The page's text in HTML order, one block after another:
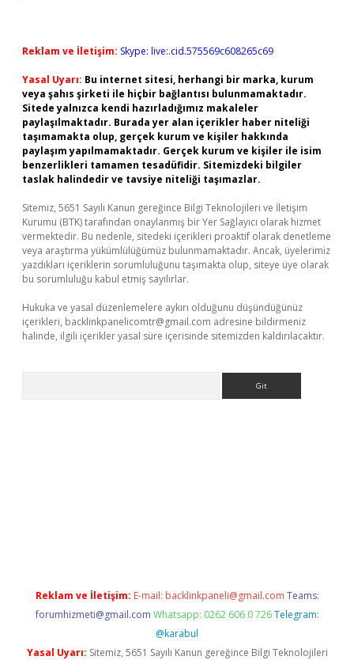
Reklam ve İletişim: Skype: live:.cid.575569c608265c69
Yasal Uyarı: Bu internet sitesi, herhangi bir marka, kurum
veya şahıs şirketi ile hiçbir bağlantısı bulunmamaktadır.
Sitede yalnızca kendi hazırladığımız makaleler
paylaşılmaktadır. Burada yer alan içerikler haber niteliği
taşımamakta olup, gerçek kurum ve kişiler hakkında
paylaşım yapılmamaktadır. Gerçek kurum ve kişiler ile isim
benzerlikleri tamamen tesadüfidir. Sitemizdeki bilgiler
taslak halindedir ve tavsiye niteliği taşımazlar.
Sitemiz, 5651 Sayılı Kanun gereğince Bilgi Teknolojileri ve İletişim
Kurumu (BTK) tarafından onaylanmış bir Yer Sağlayıcı olarak hizmet
vermektedir. Bu nedenle, sitedeki içerikleri proaktif olarak denetleme
veya araştırma yükümlülüğümüz bulunmamaktadır. Ancak, üyelerimiz
yazdıkları içeriklerin sorumluluğunu taşımakta olup, siteye üye olarak
bu sorumluluğu kabul etmiş sayılırlar.
Hukuka ve yasal düzenlemelere aykırı olduğunu düşündüğünüz
içerikleri, backlinkpanelicomtr@gmail.com adresine bildirmeniz
halinde, ilgili içerikler yasal süre içerisinde sitemizden kaldırılacaktır.
Reklam ve İletişim: E-mail: backlinkpaneli@gmail.com Teams:
forumhizmeti@gmail.com Whatsapp: 0262 606 0 726 Telegram:
@karabul
Yasal Uyarı: Sitemiz, 5651 Sayılı Kanun gereğince Bilgi Teknolojileri